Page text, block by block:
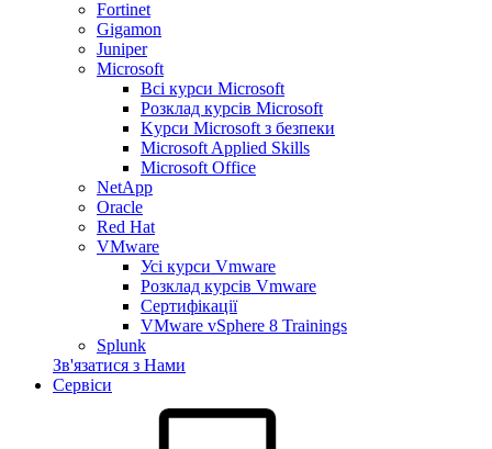
Fortinet
Gigamon
Juniper
Microsoft
Всі курси Microsoft
Розклад курсів Microsoft
Kyрси Microsoft з безпеки
Microsoft Applied Skills
Microsoft Office
NetApp
Oracle
Red Hat
VMware
Усі курси Vmware
Розклад курсів Vmware
Сертифікації
VMware vSphere 8 Trainings
Splunk
Зв'язатися з Нами
Сервіси